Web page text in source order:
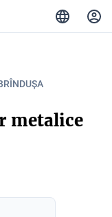
metalice